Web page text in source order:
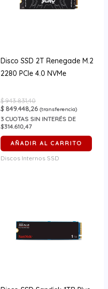
Disco SSD 2T Renegade M.2
2280 PCIe 4.0 NVMe
$943.831,40
$ 849.448,26 (transferencia)
3 CUOTAS SIN INTERÉS DE
$314.610,47
AÑADIR AL CARRITO
Discos Internos SSD